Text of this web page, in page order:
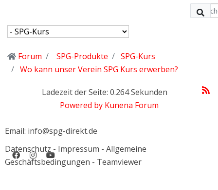
Forum SPG-Produkte
SPG-Kurs
Wo kann unser Verein SPG Kurs erwerben?
Ladezeit der Seite: 0.264 Sekunden
Powered by Kunena Forum
Email: info@spg-direkt.de
Datenschutz - Impressum - Allgemeine
Geschäftsbedingungen - Teamviewer